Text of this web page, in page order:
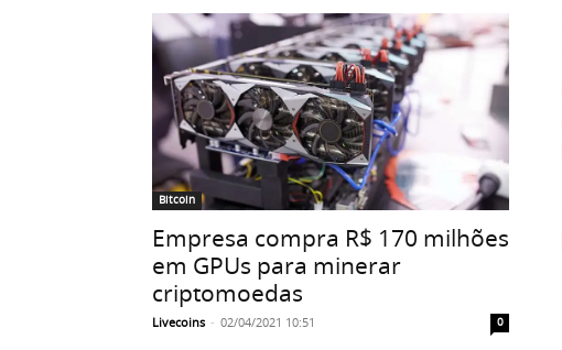
Bitcoin
Empresa compra R$ 170 milhões
em GPUs para minerar
criptomoedas
Livecoins - 02/04/2021 10:51 0